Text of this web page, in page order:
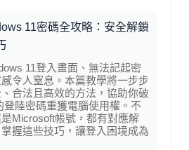
11密碼全攻略：安全解鎖
11登入畫面、無法記起密
令人窒息。本篇教學將一步步
合法且高效的方法，協助你破
登陸密碼重獲電腦使用權。不
Microsoft帳號，都有對應解
握這些技巧，讓登入困境成為